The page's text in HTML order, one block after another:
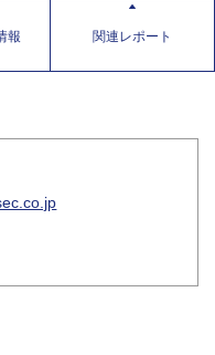
報 関連レポート